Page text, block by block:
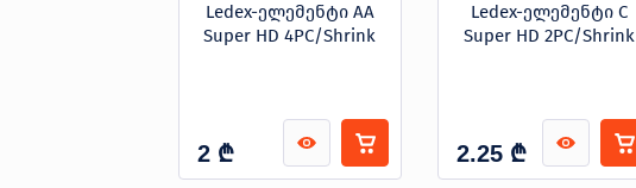
Ledex-ელემენტი AA
Super HD 4PC/Shrink
2 ₾
Ledex-ელემენტი C
Super HD 2PC/Shrink
2.25 ₾